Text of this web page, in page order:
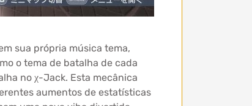
sua própria música tema,
o tema de batalha de cada
no χ-Jack. Esta mecânica
aumentos de estatísticas